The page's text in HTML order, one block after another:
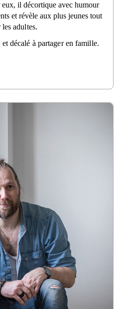
il décortique avec humour
et révèle aux plus jeunes tout
les adultes.
décalé à partager en famille.